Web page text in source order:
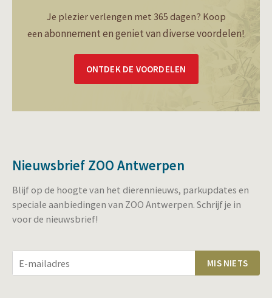
Je plezier verlengen met 365 dagen? Koop
een abonnement en geniet van diverse voordelen!
ONTDEK DE VOORDELEN
Nieuwsbrief ZOO Antwerpen
Blijf op de hoogte van het dierennieuws, parkupdates en
speciale aanbiedingen van ZOO Antwerpen. Schrijf je in
voor de nieuwsbrief!
MIS NIETS